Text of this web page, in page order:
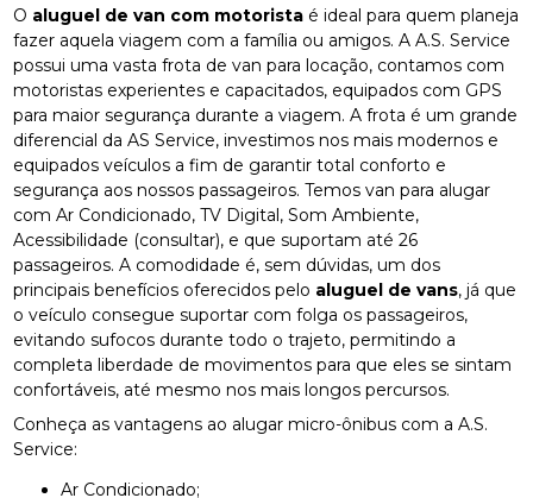
O aluguel de van com motorista é ideal para quem planeja
fazer aquela viagem com a família ou amigos. A A.S. Service
possui uma vasta frota de van para locação, contamos com
motoristas experientes e capacitados, equipados com GPS
para maior segurança durante a viagem. A frota é um grande
diferencial da AS Service, investimos nos mais modernos e
equipados veículos a fim de garantir total conforto e
segurança aos nossos passageiros. Temos van para alugar
com Ar Condicionado, TV Digital, Som Ambiente,
Acessibilidade (consultar), e que suportam até 26
passageiros. A comodidade é, sem dúvidas, um dos
principais benefícios oferecidos pelo aluguel de vans, já que
o veículo consegue suportar com folga os passageiros,
evitando sufocos durante todo o trajeto, permitindo a
completa liberdade de movimentos para que eles se sintam
confortáveis, até mesmo nos mais longos percursos.
Conheça as vantagens ao alugar micro-ônibus com a A.S.
Service:
Ar Condicionado;